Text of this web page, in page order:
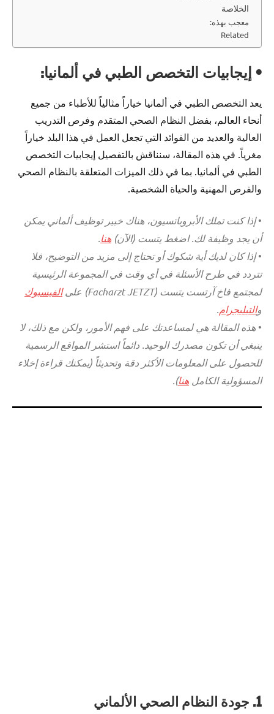
الخلاصة
معجب بهذه:
Related
• إيجابيات التخصص الطبي في ألمانيا:
يعد التخصص الطبي في ألمانيا خياراً مثالياً للأطباء من جميع
أنحاء العالم، بفضل النظام الصحي المتقدم وفرص التدريب
العالية والعديد من الفوائد التي تجعل العمل في هذا البلد خياراً
مغرياً. في هذه المقالة، سنناقش بالتفصيل إيجابيات التخصص
الطبي في ألمانيا. بما في ذلك الميزات المتعلقة بالنظام الصحي
والفرص المهنية والحياة الشخصية.
•إذا كنت تملك الأبروباتسيون، هناك خبير توظيف ألماني يمكن
أن يجد وظيفة لك. اضغط يتست (الآن) هنا.
•إذا كان لديك أية شكوك أو تحتاج إلى مزيد من التوضيح، فلا
تتردد في طرح الأسئلة في أي وقت في المجموعة الرئيسية
لمجتمع فاخ آرتست يتست (Facharzt JETZT) على
الفيسبوك
والتيليجرام.
• هذه المقالة هي لمساعدتك على فهم الأمور، ولكن مع ذلك، لا
ينبغي أن تكون مصدرك الوحيد. دائماً استشر المواقع الرسمية
للحصول على المعلومات الأكثر دقة وتحديثاً (يمكنك قراءة إخلاء
المسؤولية الكامل هنا).
1. جودة النظام الصحي الألماني